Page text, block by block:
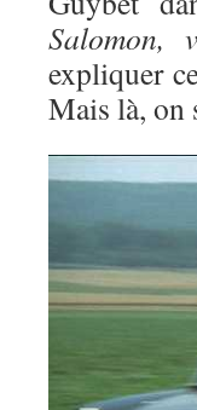
Salomon,
expliquer
Mais là, on